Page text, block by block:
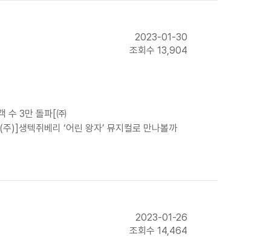
2023-01-30
조회수 13,904
수 3만 돌파[㈜
)]생텍쥐베리 ‘어린 왕자’ 뮤지컬로 만나볼까
2023-01-26
조회수 14,464